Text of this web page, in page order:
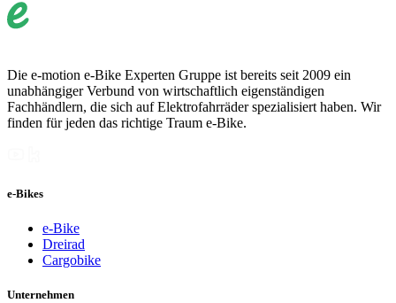
Die e-motion e-Bike Experten Gruppe ist bereits seit 2009 ein
unabhängiger Verbund von wirtschaftlich eigenständigen
Fachhändlern, die sich auf Elektrofahrräder spezialisiert haben. Wir
finden für jeden das richtige Traum e-Bike.
e-Bikes
e-Bike
Dreirad
Cargobike
Unternehmen